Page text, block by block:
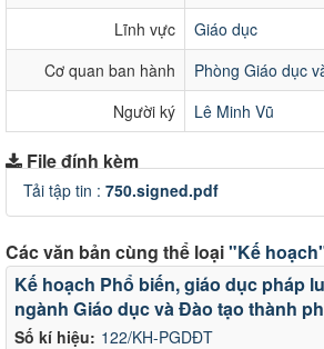
Lĩnh vực
Giáo dục
Cơ quan ban hành
Phòng Giáo dục
Người ký
Lê Minh Vũ
File đính kèm
Tải tập tin : 750.signed.pdf
Các văn bản cùng thể loại"Kế
Số kí hiệu: 122/KH-PGDĐT
Kế hoạch Phổ biến, giáo dục pháp
ngành Giáo dục và Đào tạo thành